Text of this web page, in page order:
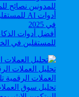
أفضل أدوات
للمستقلين في الخليج